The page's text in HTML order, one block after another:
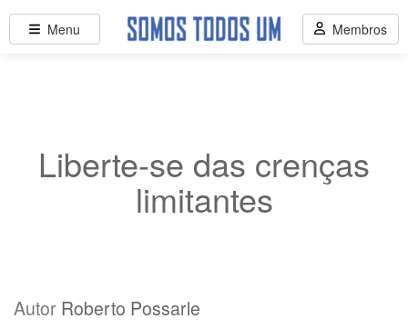
Liberte-se das crenças
limitantes
Autor Roberto Possarle
Menu Membros